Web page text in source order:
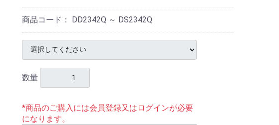
商品コード： DD2342Q ～ DS2342Q
数量
*商品のご購入には会員登録又はログインが必要
になります。